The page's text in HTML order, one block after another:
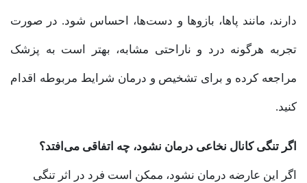
دارند، مانند پاها، بازوها و دست‌ها، احساس شود. در صورت
تجربه هرگونه درد و ناراحتی مشابه، بهتر است به پزشک
مراجعه کرده و برای تشخیص و درمان شرایط مربوطه اقدام
کنید.
اگر تنگی کانال نخاعی درمان نشود، چه اتفاقی می‌افتد؟
اگر این عارضه درمان نشود، ممکن است فرد در اثر تنگی